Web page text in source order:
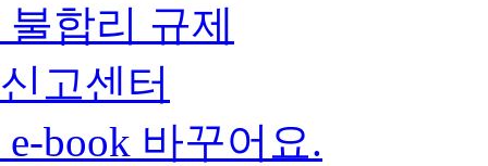
불합리 규제
신고센터
e-book 바꾸어요.